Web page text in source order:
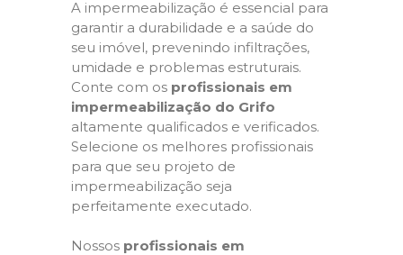
A impermeabilização é essencial para
garantir a durabilidade e a saúde do
seu imóvel, prevenindo infiltrações,
umidade e problemas estruturais.
Conte com os profissionais em
impermeabilização do Grifo
altamente qualificados e verificados.
Selecione os melhores profissionais
para que seu projeto de
impermeabilização seja
perfeitamente executado.
Nossos profissionais em